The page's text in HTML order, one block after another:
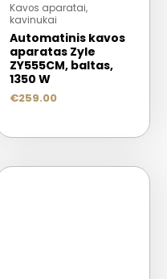
Kavos aparatai,
kavinukai
Automatinis kavos
aparatas Zyle
ZY555CM, baltas,
1350 W
€259.00